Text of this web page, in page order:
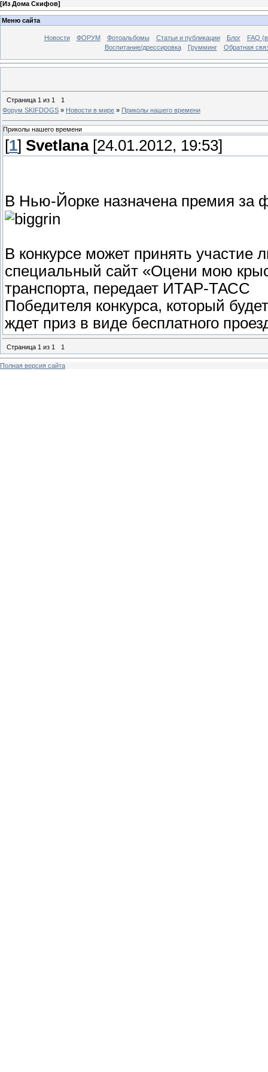
[Из Дома Скифов]
Меню сайта
Новости ФОРУМ Фотоальбомы Статьи и публикации Блог
FAQ
Воспитание/дрессировка
Грумминг Обратная
Страница 1 из 1
1
Форум SKIFDOGS » Новости в мире » Приколы нашего времени
Приколы нашего времени
[1] Svetlana[24.01.2012, 19:53]
В Нью-Йорке назначена премия за
В конкурсе может принять
специальный сайт «Оцени мою
транспорта, передает ИТАР-ТАСС
Победителя конкурса, который
ждет приз в виде бесплатного
Страница 1 из 1 1
Полная версия сайта